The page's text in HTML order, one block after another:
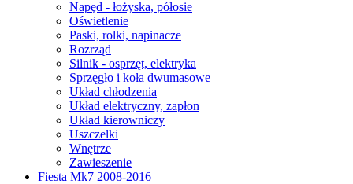
Napęd - łożyska, półosie
Oświetlenie
Paski, rolki, napinacze
Rozrząd
Silnik - osprzęt, elektryka
Sprzęgło i koła dwumasowe
Układ chłodzenia
Układ elektryczny, zapłon
Układ kierowniczy
Uszczelki
Wnętrze
Zawieszenie
Fiesta Mk7 2008-2016